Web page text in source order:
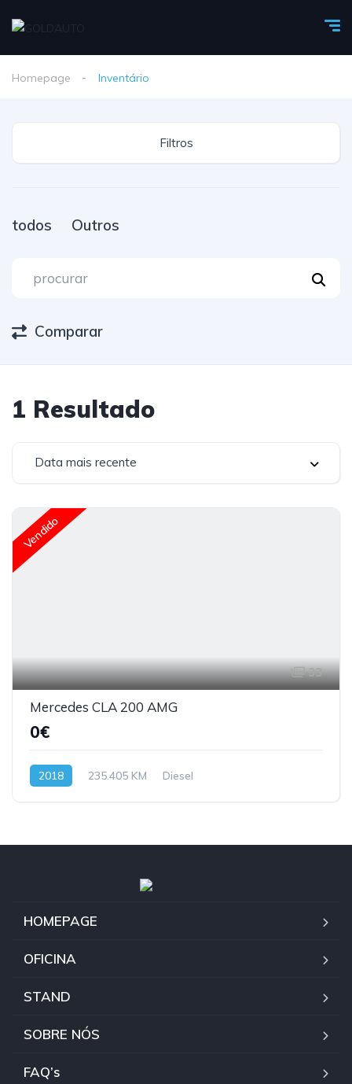
Homepage Inventário
Filtros
todos Outros
Comparar
1 Resultado
Data mais recente
Vendido
33
Mercedes CLA 200 AMG
0€
2018 235.405 KM Diesel
HOMEPAGE
OFICINA
STAND
SOBRE NÓS
FAQ’s